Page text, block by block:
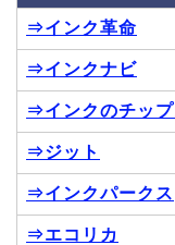
⇒インク革命
⇒インクナビ
⇒インクのチップ
⇒ジット
⇒インクパークス
⇒エコリカ